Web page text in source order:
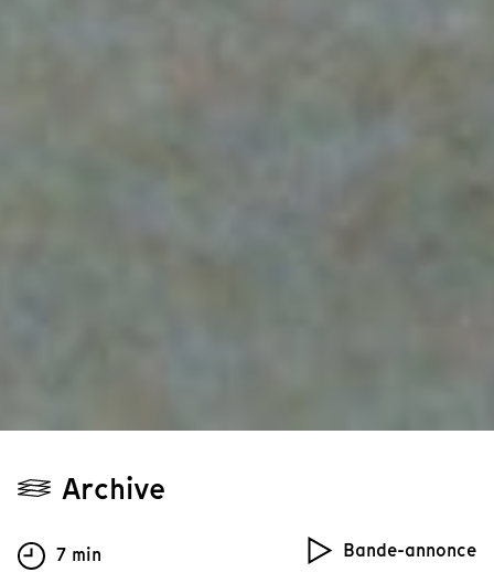
Archive
Bande-annonce
7 min